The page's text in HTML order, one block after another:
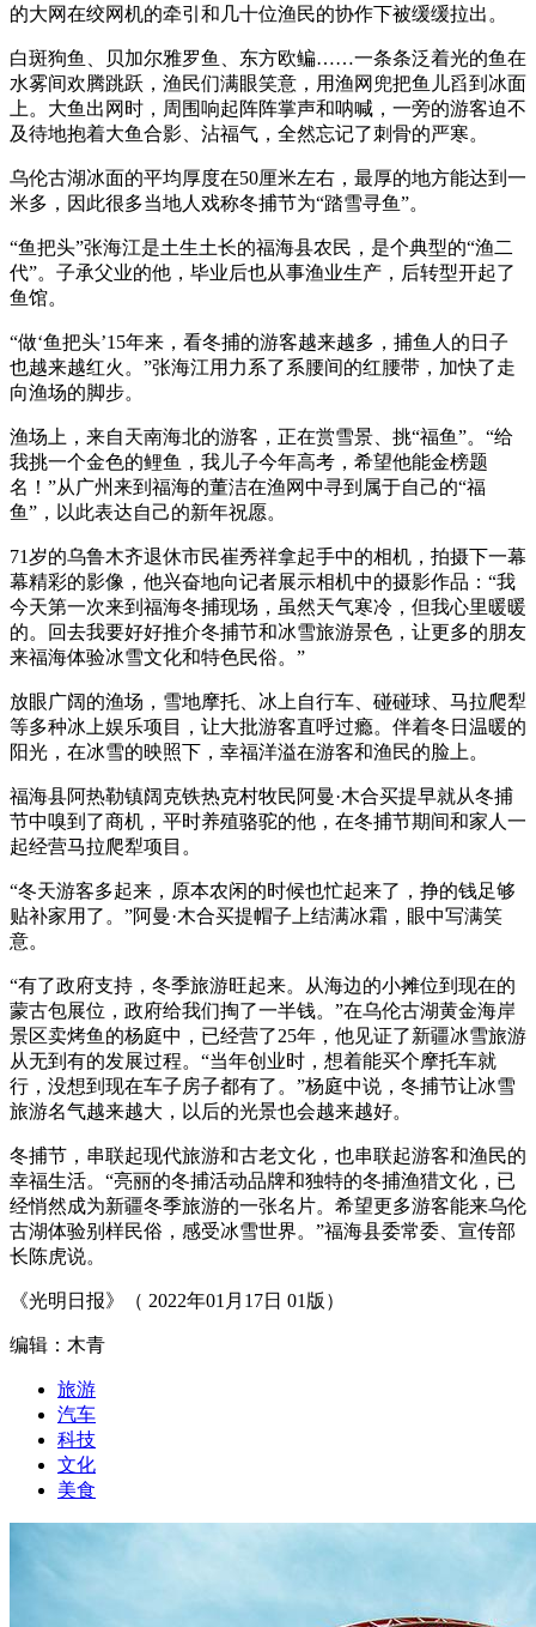
的大网在绞网机的牵引和几十位渔民的协作下被缓缓拉出。
白斑狗鱼、贝加尔雅罗鱼、东方欧鳊……一条条泛着光的鱼在
水雾间欢腾跳跃，渔民们满眼笑意，用渔网兜把鱼儿舀到冰面
上。大鱼出网时，周围响起阵阵掌声和呐喊，一旁的游客迫不
及待地抱着大鱼合影、沾福气，全然忘记了刺骨的严寒。
乌伦古湖冰面的平均厚度在50厘米左右，最厚的地方能达到一
米多，因此很多当地人戏称冬捕节为“踏雪寻鱼”。
“鱼把头”张海江是土生土长的福海县农民，是个典型的“渔二
代”。子承父业的他，毕业后也从事渔业生产，后转型开起了
鱼馆。
“做‘鱼把头’15年来，看冬捕的游客越来越多，捕鱼人的日子
也越来越红火。”张海江用力系了系腰间的红腰带，加快了走
向渔场的脚步。
渔场上，来自天南海北的游客，正在赏雪景、挑“福鱼”。“给
我挑一个金色的鲤鱼，我儿子今年高考，希望他能金榜题
名！”从广州来到福海的董洁在渔网中寻到属于自己的“福
鱼”，以此表达自己的新年祝愿。
71岁的乌鲁木齐退休市民崔秀祥拿起手中的相机，拍摄下一幕
幕精彩的影像，他兴奋地向记者展示相机中的摄影作品：“我
今天第一次来到福海冬捕现场，虽然天气寒冷，但我心里暖暖
的。回去我要好好推介冬捕节和冰雪旅游景色，让更多的朋友
来福海体验冰雪文化和特色民俗。”
放眼广阔的渔场，雪地摩托、冰上自行车、碰碰球、马拉爬犁
等多种冰上娱乐项目，让大批游客直呼过瘾。伴着冬日温暖的
阳光，在冰雪的映照下，幸福洋溢在游客和渔民的脸上。
福海县阿热勒镇阔克铁热克村牧民阿曼·木合买提早就从冬捕
节中嗅到了商机，平时养殖骆驼的他，在冬捕节期间和家人一
起经营马拉爬犁项目。
“冬天游客多起来，原本农闲的时候也忙起来了，挣的钱足够
贴补家用了。”阿曼·木合买提帽子上结满冰霜，眼中写满笑
意。
“有了政府支持，冬季旅游旺起来。从海边的小摊位到现在的
蒙古包展位，政府给我们掏了一半钱。”在乌伦古湖黄金海岸
景区卖烤鱼的杨庭中，已经营了25年，他见证了新疆冰雪旅游
从无到有的发展过程。“当年创业时，想着能买个摩托车就
行，没想到现在车子房子都有了。”杨庭中说，冬捕节让冰雪
旅游名气越来越大，以后的光景也会越来越好。
冬捕节，串联起现代旅游和古老文化，也串联起游客和渔民的
幸福生活。“亮丽的冬捕活动品牌和独特的冬捕渔猎文化，已
经悄然成为新疆冬季旅游的一张名片。希望更多游客能来乌伦
古湖体验别样民俗，感受冰雪世界。”福海县委常委、宣传部
长陈虎说。
《光明日报》（ 2022年01月17日 01版）
编辑：木青
旅游
汽车
科技
文化
美食